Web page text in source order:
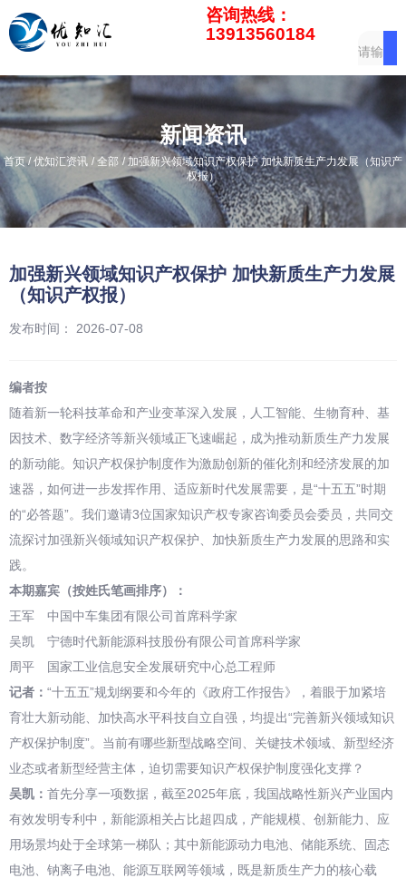
咨询热线：
13913560184
新闻资讯
首页/优知汇资讯 / 全部 / 加强新兴领域知识产权保护 加快新质生产力发展（知识产
权报）
加强新兴领域知识产权保护 加快新质生产力发展
（知识产权报）
发布时间： 2026-07-08
编者按
随着新一轮科技革命和产业变革深入发展，人工智能、生物育种、基
因技术、数字经济等新兴领域正飞速崛起，成为推动新质生产力发展
的新动能。知识产权保护制度作为激励创新的催化剂和经济发展的加
速器，如何进一步发挥作用、适应新时代发展需要，是“十五五”时期
的“必答题”。我们邀请3位国家知识产权专家咨询委员会委员，共同交
流探讨加强新兴领域知识产权保护、加快新质生产力发展的思路和实
践。
本期嘉宾（按姓氏笔画排序）：
王军 中国中车集团有限公司首席科学家
吴凯 宁德时代新能源科技股份有限公司首席科学家
周平 国家工业信息安全发展研究中心总工程师
记者： “十五五”规划纲要和今年的《政府工作报告》，着眼于加紧培
育壮大新动能、加快高水平科技自立自强，均提出“完善新兴领域知识
产权保护制度”。当前有哪些新型战略空间、关键技术领域、新型经济
业态或者新型经营主体，迫切需要知识产权保护制度强化支撑？
吴凯： 首先分享一项数据，截至2025年底，我国战略性新兴产业国内
有效发明专利中，新能源相关占比超四成，产能规模、创新能力、应
用场景均处于全球第一梯队；其中新能源动力电池、储能系统、固态
电池、钠离子电池、能源互联网等领域，既是新质生产力的核心载